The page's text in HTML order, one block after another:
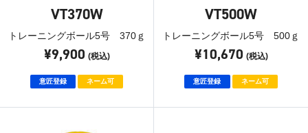
VT370W
トレーニングボール5号 370ｇ
¥9,900 (税込)
意匠登録 ネーム可
VT500W
トレーニングボール5号 500ｇ
¥10,670 (税込)
意匠登録 ネーム可